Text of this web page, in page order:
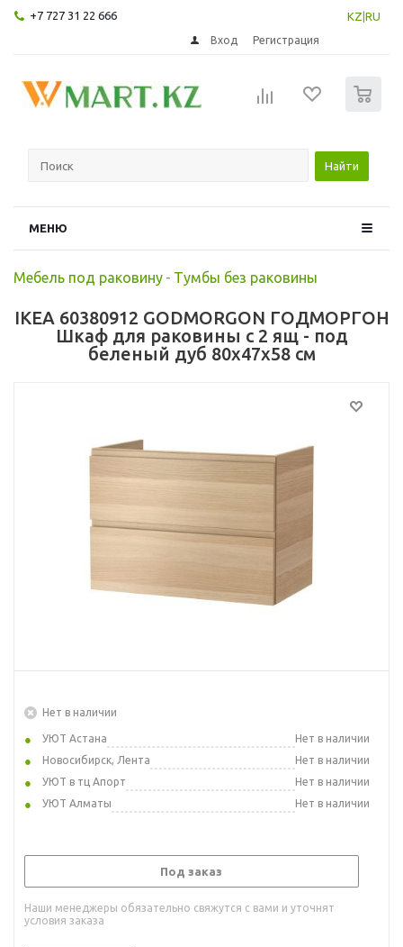
+7 727 31 22 666 KZ RU
Вход Регистрация
Найти
МЕНЮ
Мебель под раковину - Тумбы без раковины
IKEA 60380912 GODMORGON ГОДМОРГОН
Шкаф для раковины с 2 ящ - под
беленый дуб 80x47x58 см
Нет в наличии
УЮТ Астана
Нет в наличии
Новосибирск, Лента
Нет в наличии
УЮТ в тц Апорт
Нет в наличии
УЮТ Алматы
Нет в наличии
Под заказ
Наши менеджеры обязательно свяжутся с вами и уточнят
условия заказа